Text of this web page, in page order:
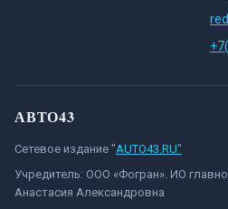
АВТО43
Сетевое издание "AUTO43.RU"
Учредитель: ООО «Фогран». ИО
Анастасия Александровна